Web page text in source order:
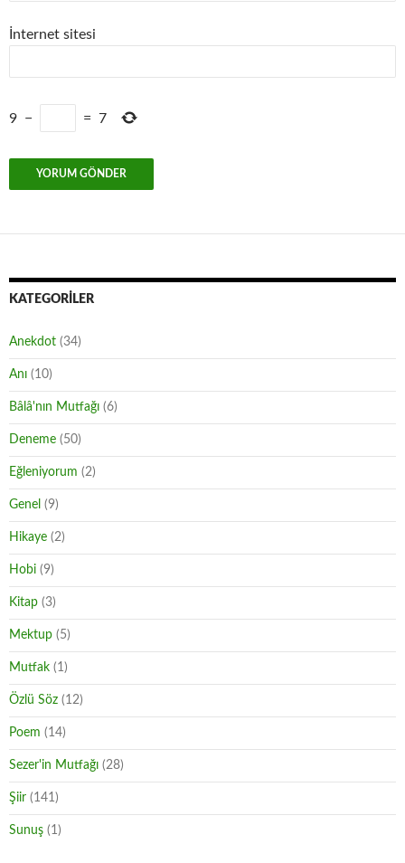
İnternet sitesi
9 − = 7
KATEGORILER
Anekdot (34)
Anı (10)
Bâlâ'nın Mutfağı (6)
Deneme (50)
Eğleniyorum (2)
Genel (9)
Hikaye (2)
Hobi (9)
Kitap (3)
Mektup (5)
Mutfak (1)
Özlü Söz (12)
Poem (14)
Sezer'in Mutfağı (28)
Şiir (141)
Sunuş (1)